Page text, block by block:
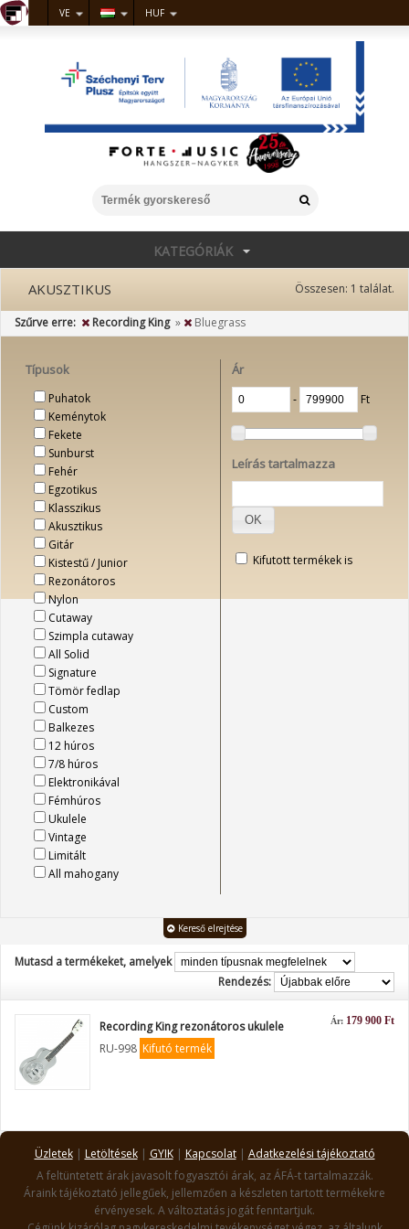
VE HUF
KATEGÓRIÁK
Összesen: 1 találat.
AKUSZTIKUS
Szűrve erre: Recording King» Bluegrass
Típusok
Puhatok
Keménytok
Fekete
Sunburst
Fehér
Egzotikus
Klasszikus
Akusztikus
Gitár
Kistestű / Junior
Rezonátoros
Nylon
Cutaway
Szimpla cutaway
All Solid
Signature
Tömör fedlap
Custom
Balkezes
12 húros
7/8 húros
Elektronikával
Fémhúros
Ukulele
Vintage
Limitált
All mahogany
Ár
‐ Ft
Leírás tartalmazza
OK
Kifutott termékek is
Kereső elrejtése
Mutasd a termékeket, amelyek
Rendezés:
Ár: 179 900 Ft
Recording King rezonátoros ukulele
RU-998 Kifutó termék
Üzletek| Letöltések| GYIK| Kapcsolat| Adatkezelési tájékoztató
A feltüntetett árak javasolt fogyasztói árak, az ÁFÁ-t tartalmazzák.
Áraink tájékoztató jellegűek, jellemzően a készleten tartott termékekre
érvényesek. A változtatás jogát fenntartjuk.